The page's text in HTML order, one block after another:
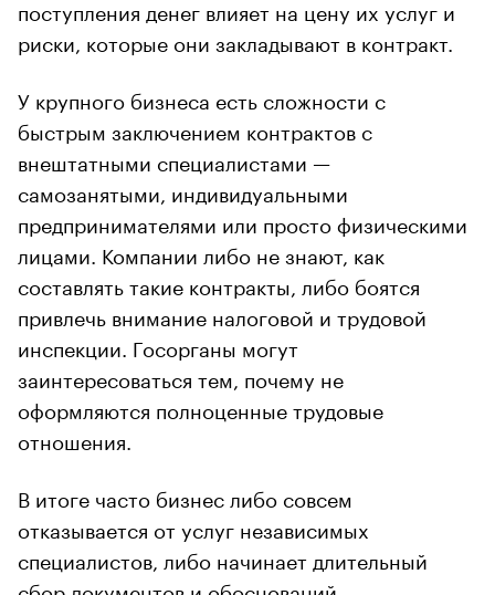
поступления денег влияет на цену их услуг и
риски, которые они закладывают в контракт.
У крупного бизнеса есть сложности с
быстрым заключением контрактов с
внештатными специалистами —
самозанятыми, индивидуальными
предпринимателями или просто физическими
лицами. Компании либо не знают, как
составлять такие контракты, либо боятся
привлечь внимание налоговой и трудовой
инспекции. Госорганы могут
заинтересоваться тем, почему не
оформляются полноценные трудовые
отношения.
В итоге часто бизнес либо совсем
отказывается от услуг независимых
специалистов, либо начинает длительный